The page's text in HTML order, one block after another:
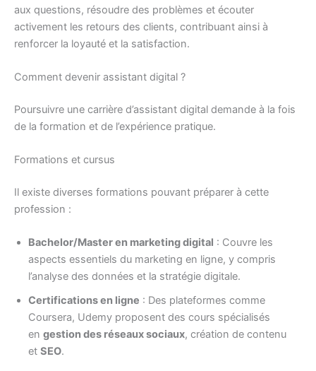
aux questions, résoudre des problèmes et écouter
activement les retours des clients, contribuant ainsi à
renforcer la loyauté et la satisfaction.
Comment devenir assistant digital ?
Poursuivre une carrière d’assistant digital demande à la fois
de la formation et de l’expérience pratique.
Formations et cursus
Il existe diverses formations pouvant préparer à cette
profession :
Bachelor/Master en marketing digital : Couvre les
aspects essentiels du marketing en ligne, y compris
l’analyse des données et la stratégie digitale.
Certifications en ligne : Des plateformes comme
Coursera, Udemy proposent des cours spécialisés
en gestion des réseaux sociaux, création de contenu
et SEO.